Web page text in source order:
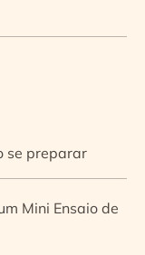
se preparar
Mini Ensaio de